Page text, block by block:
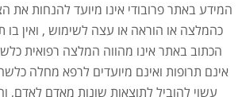
המידע באתר פרובודי אינו מיועד להנחות את
כהמלצה או הוראה או עצה לשימוש , ואין בו
הכתוב באתר אינו מהווה המלצה רפואית
אינם תרופות ואינם מיועדים לרפא מחלה
עשוי להוביל לתוצאות שונות מאדם